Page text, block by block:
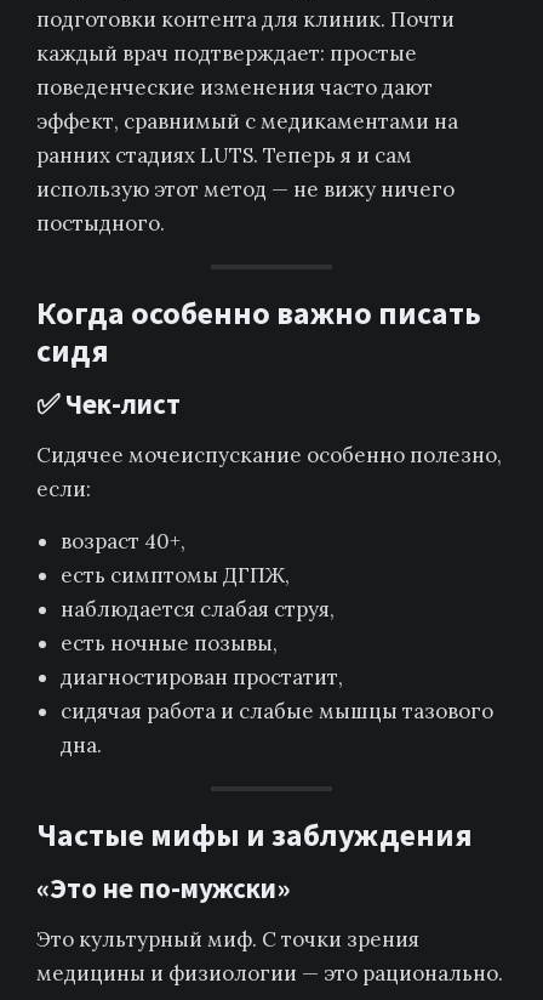
подготовки контента для клиник. Почти
каждый врач подтверждает: простые
поведенческие изменения часто дают
эффект, сравнимый с медикаментами на
ранних стадиях LUTS. Теперь я и сам
использую этот метод — не вижу ничего
постыдного.
Когда особенно важно писать
сидя
✅ Чек-лист
Сидячее мочеиспускание особенно полезно,
если:
возраст 40+,
есть симптомы ДГПЖ,
наблюдается слабая струя,
есть ночные позывы,
диагностирован простатит,
сидячая работа и слабые мышцы тазового
дна.
Частые мифы и заблуждения
«Это не по-мужски»
Это культурный миф. С точки зрения
медицины и физиологии — это рационально.